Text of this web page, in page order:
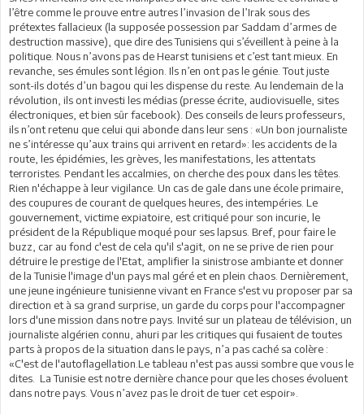
l’être comme le prouve entre autres l’invasion de l’Irak sous des
prétextes fallacieux (la supposée possession par Saddam d’armes de
destruction massive), que dire des Tunisiens qui s’éveillent à peine à la
politique. Nous n’avons pas de Hearst tunisiens et c’est tant mieux. En
revanche, ses émules sont légion. Ils n’en ont pas le génie. Tout juste
sont-ils dotés d’un bagou qui les dispense du reste. Au lendemain de la
révolution, ils ont investi les médias (presse écrite, audiovisuelle, sites
électroniques, et bien sûr facebook). Des conseils de leurs professeurs,
ils n’ont retenu que celui qui abonde dans leur sens : «Un bon journaliste
ne s’intéresse qu’aux trains qui arrivent en retard»: les accidents de la
route, les épidémies, les grèves, les manifestations, les attentats
terroristes. Pendant les accalmies, on cherche des poux dans les têtes.
Rien n'échappe à leur vigilance. Un cas de gale dans une école primaire,
des coupures de courant de quelques heures, des intempéries. Le
gouvernement, victime expiatoire, est critiqué pour son incurie, le
président de la République moqué pour ses lapsus. Bref, pour faire le
buzz, car au fond c'est de cela qu'il s'agit, on ne se prive de rien pour
détruire le prestige de l'Etat, amplifier la sinistrose ambiante et donner
de la Tunisie l'image d'un pays mal géré et en plein chaos. Dernièrement,
une jeune ingénieure tunisienne vivant en France s'est vu proposer par sa
direction et à sa grand surprise, un garde du corps pour l'accompagner
lors d'une mission dans notre pays. Invité sur un plateau de télévision, un
journaliste algérien connu, ahuri par les critiques qui fusaient de toutes
parts à propos de la situation dans le pays, n’a pas caché sa colère :
«C'est de l'autoflagellation.Le tableau n'est pas aussi sombre que vous le
dites. La Tunisie est notre dernière chance pour que les choses évoluent
dans notre pays. Vous n’avez pas le droit de tuer cet espoir».